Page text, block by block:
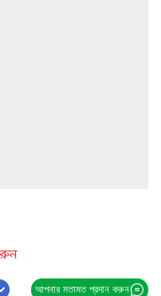
আপনার মতামত প্রদান করুন